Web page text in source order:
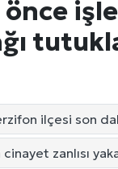
önce
ilçesi son
zanlısı